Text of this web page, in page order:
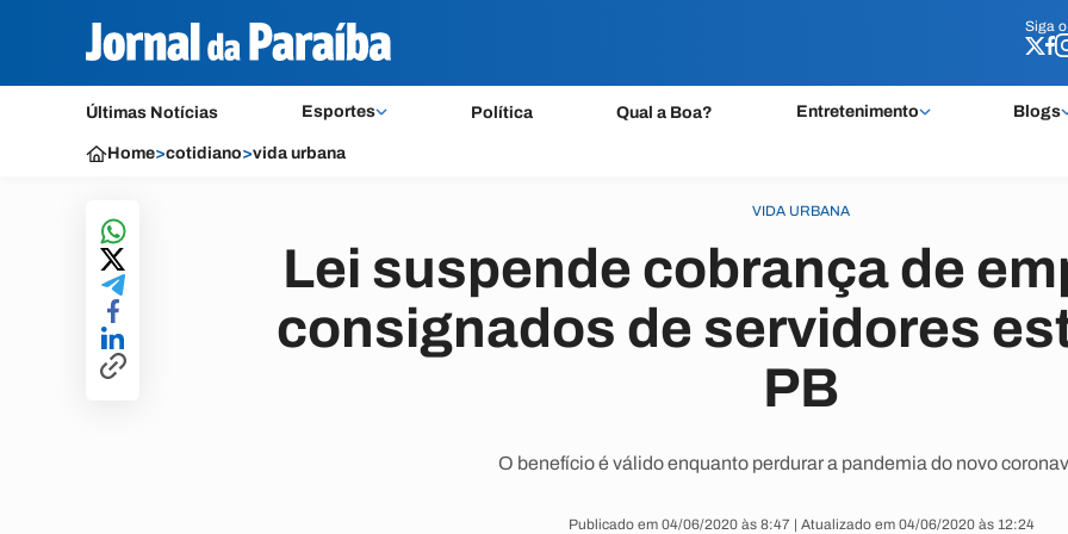
Siga o
Últimas Notícias Esportes Política Qual a Boa? Entretenimento Blogs
Siga o
Home>cotidiano>vida urbana
VIDA URBANA
Lei suspende cobrança de
consignados de servidores
PB
O benefício é válido enquanto perdurar a pandemia do novo
Publicado em 04/06/2020 às 8:47 | Atualizado em 04/06/2020 às 12:24